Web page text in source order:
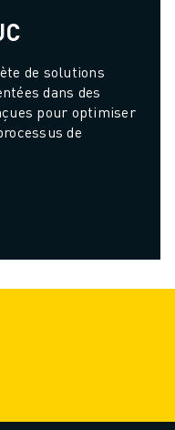
de solutions
dans des
pour optimiser
de